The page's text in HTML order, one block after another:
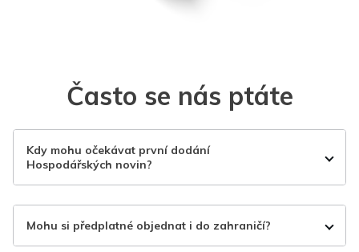
Často se nás ptáte
Kdy mohu očekávat první dodání
Hospodářských novin?
Mohu si předplatné objednat i do zahraničí?